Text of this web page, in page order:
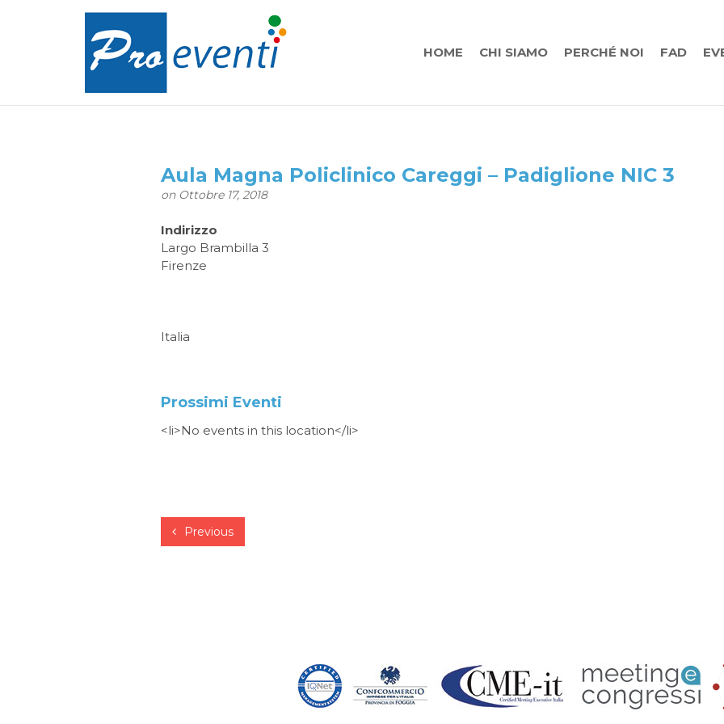
HOME CHI SIAMO PERCHÉ NOI FAD
Aula Magna Policlinico Careggi – Padiglione NIC 3
on Ottobre 17, 2018
Indirizzo
Largo Brambilla 3
Firenze
Italia
Prossimi Eventi
<li>No events in this location</li>
Previous